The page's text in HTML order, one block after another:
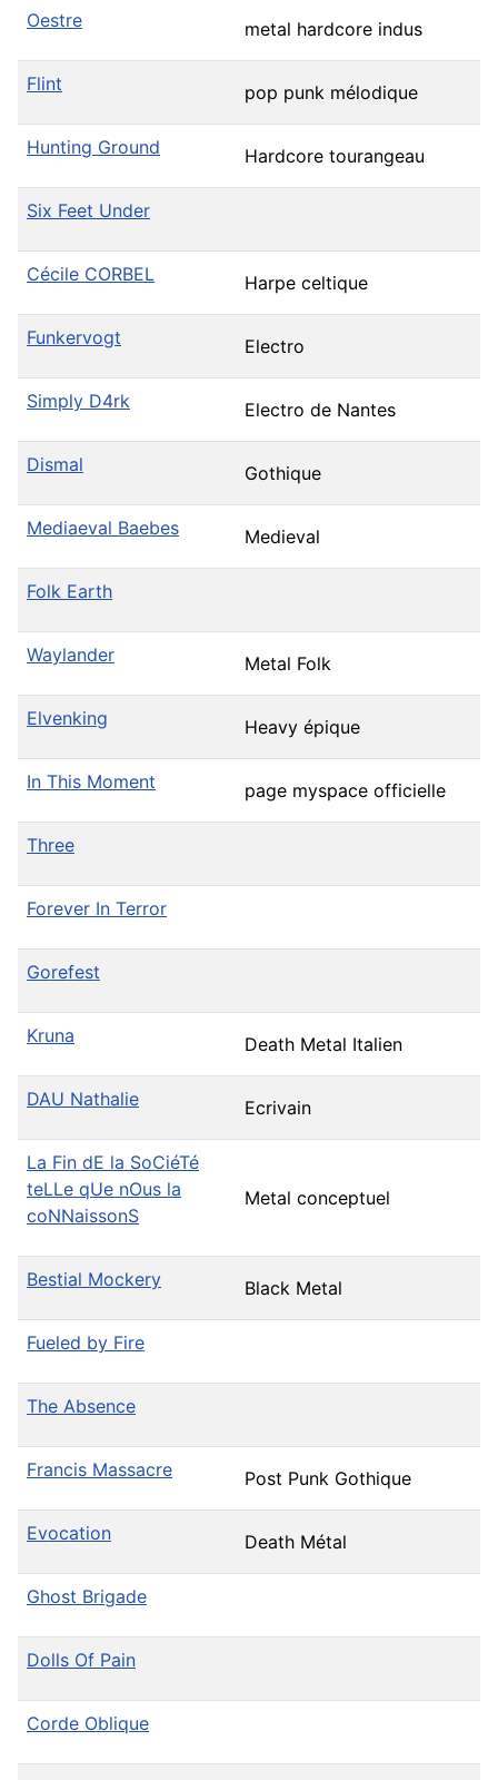
Oestre metal hardcore indus
Flint pop punk mélodique
Hunting Ground Hardcore tourangeau
Six Feet Under
Cécile CORBEL Harpe celtique
Funkervogt Electro
Simply D4rk Electro de Nantes
Dismal Gothique
Mediaeval Baebes Medieval
Folk Earth
Waylander Metal Folk
Elvenking Heavy épique
In This Moment page myspace officielle
Three
Forever In Terror
Gorefest
Kruna Death Metal Italien
DAU Nathalie Ecrivain
La Fin dE la SoCiéTé
teLLe qUe nOus la
coNNaissonS
Metal conceptuel
Bestial Mockery Black Metal
Fueled by Fire
The Absence
Francis Massacre Post Punk Gothique
Evocation Death Métal
Ghost Brigade
Dolls Of Pain
Corde Oblique